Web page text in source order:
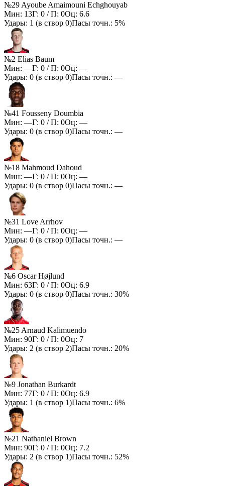
№29 Ayoube Amaimouni Echghouyab
Мин: 13Г: 0 / П: 0Оц: 6.6
Удары: 1 (в створ 0)Пасы точн.: 5%
№2 Elias Baum
Мин: —Г: 0 / П: 0Оц: —
Удары: 0 (в створ 0)Пасы точн.: —
№41 Fousseny Doumbia
Мин: —Г: 0 / П: 0Оц: —
Удары: 0 (в створ 0)Пасы точн.: —
№18 Mahmoud Dahoud
Мин: —Г: 0 / П: 0Оц: —
Удары: 0 (в створ 0)Пасы точн.: —
№31 Love Arrhov
Мин: —Г: 0 / П: 0Оц: —
Удары: 0 (в створ 0)Пасы точн.: —
№6 Oscar Højlund
Мин: 63Г: 0 / П: 0Оц: 6.9
Удары: 0 (в створ 0)Пасы точн.: 30%
№25 Arnaud Kalimuendo
Мин: 90Г: 0 / П: 0Оц: 7
Удары: 2 (в створ 2)Пасы точн.: 20%
№9 Jonathan Burkardt
Мин: 77Г: 0 / П: 0Оц: 6.9
Удары: 1 (в створ 1)Пасы точн.: 6%
№21 Nathaniel Brown
Мин: 90Г: 0 / П: 0Оц: 7.2
Удары: 2 (в створ 1)Пасы точн.: 52%